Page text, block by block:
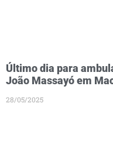
Último dia para
João Massayó em
28/05/2025